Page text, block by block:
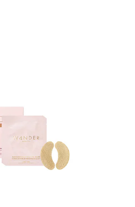
MASQUE POUR LES YEUX BAGGAGE